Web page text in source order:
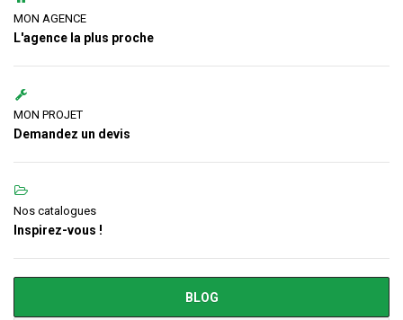
MON AGENCE
L'agence la plus proche
MON PROJET
Demandez un devis
Nos catalogues
Inspirez-vous !
BLOG